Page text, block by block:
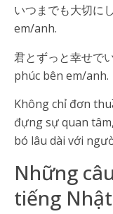
いつまでも大切に
em/anh.
君とずっと幸せで
phúc bên em/anh.
Không chỉ đơn
đựng sự quan
bó lâu dài với
Những
tiếng